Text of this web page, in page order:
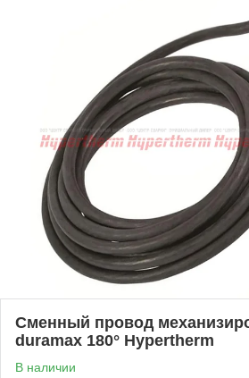
Сменный провод
duramax 180° Hypertherm
В наличии